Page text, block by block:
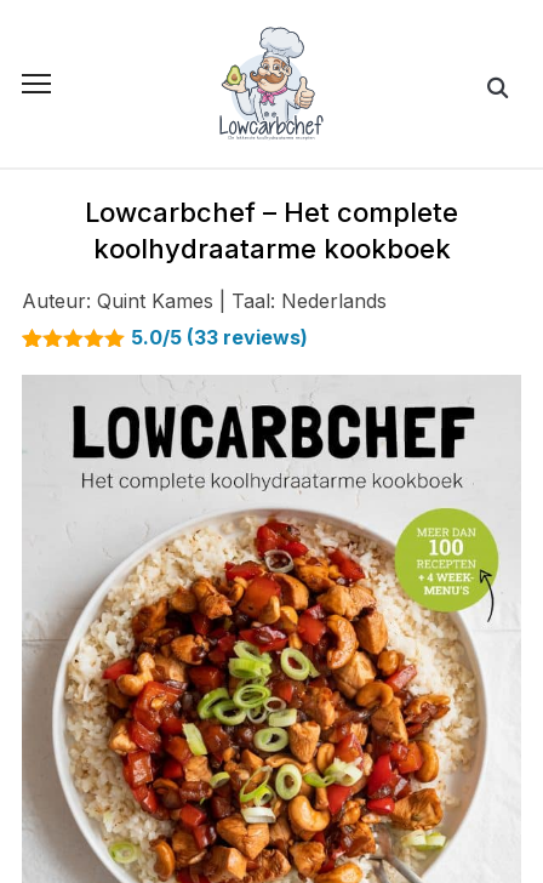
Toggle
Lowcarbchef – Het complete
koolhydraatarme kookboek
Auteur: Quint Kames | Taal: Nederlands
gebaseerd
klantbeoordelingen
5.0/5 (33 reviews)